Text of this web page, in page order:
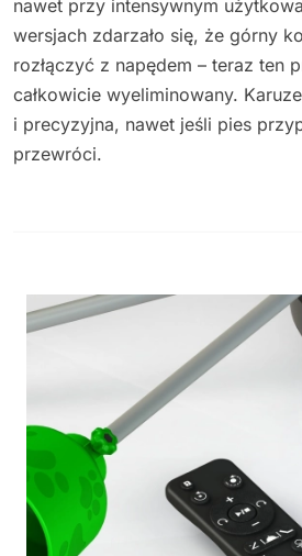
nawet przy intensywnym
wersjach zdarzało się, że górny
rozłączyć z napędem – teraz ten
całkowicie wyeliminowany.
i precyzyjna, nawet jeśli pies
przewróci.